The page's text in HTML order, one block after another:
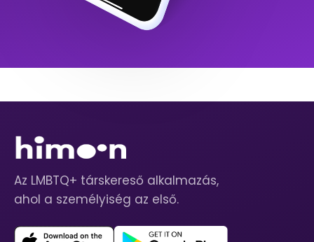
Az LMBTQ+ társkereső alkalmazás,
ahol a személyiség az első.